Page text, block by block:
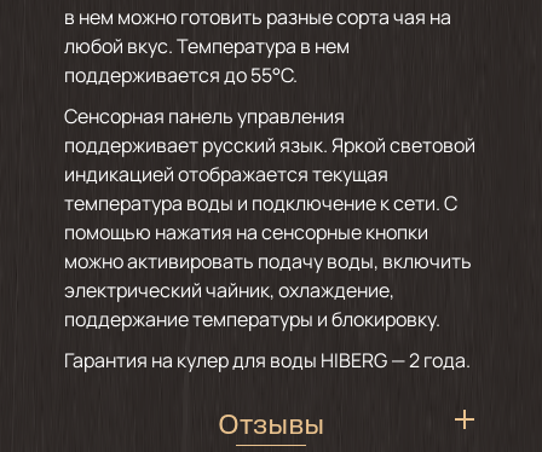
в нем можно готовить разные сорта чая на
любой вкус. Температура в нем
поддерживается до 55°С.
Сенсорная панель управления
поддерживает русский язык. Яркой световой
индикацией отображается текущая
температура воды и подключение к сети. С
помощью нажатия на сенсорные кнопки
можно активировать подачу воды, включить
электрический чайник, охлаждение,
поддержание температуры и блокировку.
Гарантия на кулер для воды HIBERG — 2 года.
Отзывы